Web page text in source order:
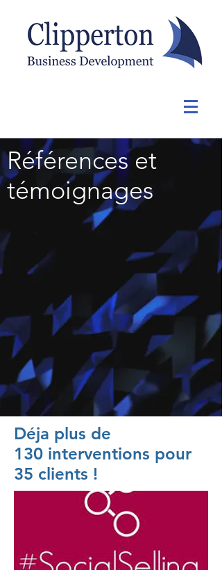
Références et
témoignages
Déja plus de
130 interventions pour
35 clients !